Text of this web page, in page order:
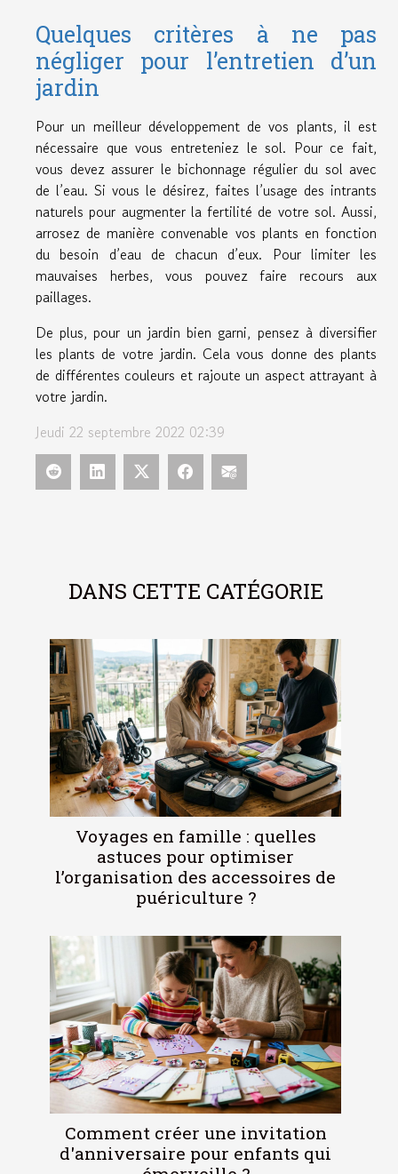
DANS CETTE CATÉGORIE
Voyages en famille : quelles
astuces pour optimiser
l’organisation des accessoires de
puériculture ?
Comment créer une invitation
d'anniversaire pour enfants qui
Quelques critères à ne pas
négliger pour l’entretien d’un
jardin
Pour un meilleur développement de vos plants, il est
nécessaire que vous entreteniez le sol. Pour ce fait,
vous devez assurer le bichonnage régulier du sol avec
de l’eau. Si vous le désirez, faites l’usage des intrants
naturels pour augmenter la fertilité de votre sol. Aussi,
arrosez de manière convenable vos plants en fonction
du besoin d’eau de chacun d’eux. Pour limiter les
mauvaises herbes, vous pouvez faire recours aux
paillages.
De plus, pour un jardin bien garni, pensez à diversifier
les plants de votre jardin. Cela vous donne des plants
de différentes couleurs et rajoute un aspect attrayant à
votre jardin.
Jeudi 22 septembre 2022 02:39